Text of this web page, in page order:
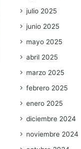
julio 2025
junio 2025
mayo 2025
abril 2025
marzo 2025
febrero 2025
enero 2025
diciembre 2024
noviembre 2024